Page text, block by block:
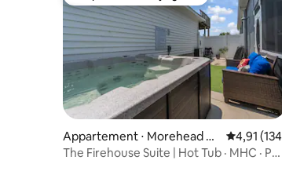
Appartement ⋅ Morehead Ci
ty
4,91
The Firehouse Suite | Hot Tub · MHC · Pet